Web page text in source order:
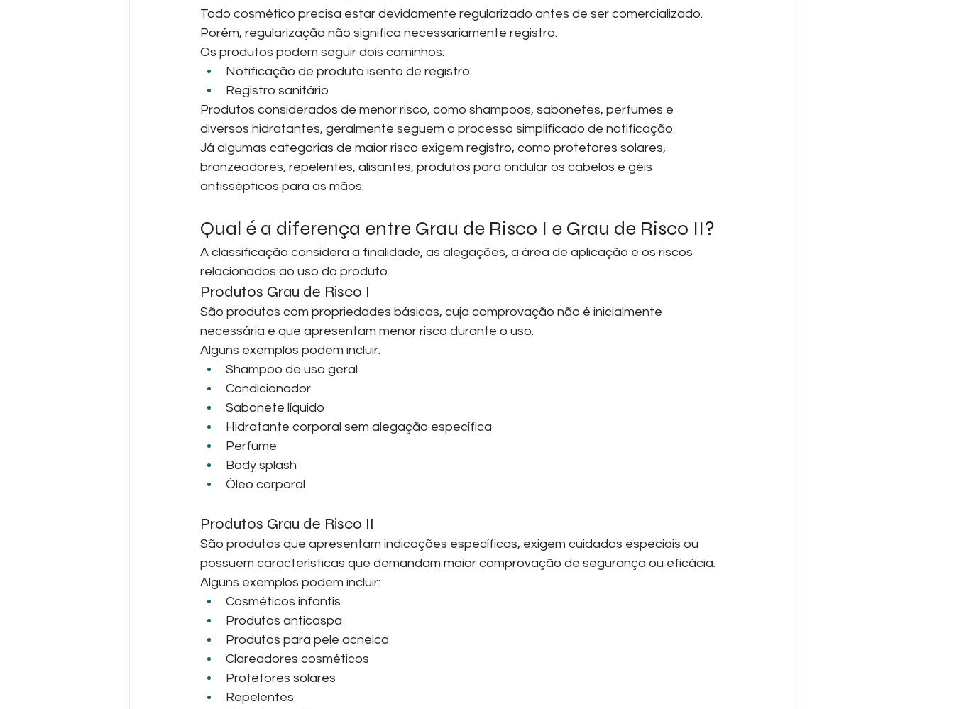
Todo cosmético precisa estar devidamente regularizado antes de ser comercializado.
Porém, regularização não significa necessariamente registro.
Os produtos podem seguir dois caminhos:
Notificação de produto isento de registro
Registro sanitário
Produtos considerados de menor risco, como shampoos, sabonetes, perfumes e
diversos hidratantes, geralmente seguem o processo simplificado de notificação.
Já algumas categorias de maior risco exigem registro, como protetores solares,
bronzeadores, repelentes, alisantes, produtos para ondular os cabelos e géis
antissépticos para as mãos.
Qual é a diferença entre Grau de Risco I e Grau de Risco II?
A classificação considera a finalidade, as alegações, a área de aplicação e os riscos
relacionados ao uso do produto.
Produtos Grau de Risco I
São produtos com propriedades básicas, cuja comprovação não é inicialmente
necessária e que apresentam menor risco durante o uso.
Alguns exemplos podem incluir:
Shampoo de uso geral
Condicionador
Sabonete líquido
Hidratante corporal sem alegação específica
Perfume
Body splash
Óleo corporal
Produtos Grau de Risco II
São produtos que apresentam indicações específicas, exigem cuidados especiais ou
possuem características que demandam maior comprovação de segurança ou eficácia.
Alguns exemplos podem incluir:
Cosméticos infantis
Produtos anticaspa
Produtos para pele acneica
Clareadores cosméticos
Protetores solares
Repelentes